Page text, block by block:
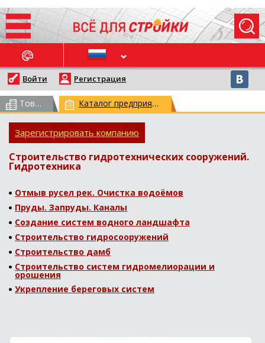
НОВОСТИ
Войти Регистрация
Товарный каталог (всего 62957)Каталог предприятий (всего 29764)
Зарегистрировать компанию
Строительство гидротехнических сооружений.
Гидротехника
Отмыв русел рек. Очистка водоёмов
Пруды. Запруды. Каналы
Создание систем водного ландшафта
Строительство гидросооружений
Строительство дамб
Строительство систем гидромелиорации и
орошения
Укрепление береговых систем